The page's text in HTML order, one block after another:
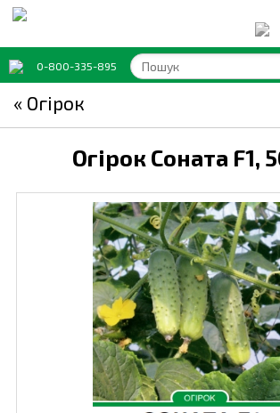
0-800-335-895
« Огірок
Огірок Соната F1,